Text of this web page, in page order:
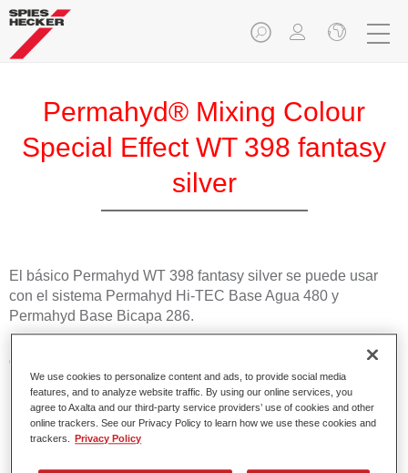
Permahyd® Mixing Colour
Special Effect WT 398 fantasy
silver
El básico Permahyd WT 398 fantasy silver se puede usar
con el sistema Permahyd Hi-TEC Base Agua 480 y
Permahyd Base Bicapa 286.
Características del producto
Fácil y rápido de aplicar.
Excepcional precisión del color con una orientación
homogénea de las partículas de efecto.
Tiempos de proceso cortos.
We use cookies to personalize content and ads, to provide social media
features, and to analyze website traffic. By using our online services, you
agree to Axalta and our third-party service providers’ use of cookies and other
online trackers. See our Privacy Policy to learn how we use these cookies and
trackers.
Privacy Policy